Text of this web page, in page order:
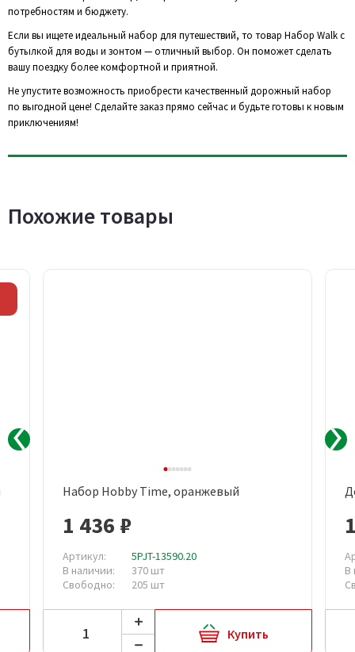
потребностям и бюджету.
Если вы ищете идеальный набор для путешествий, то товар Набор Walk с
бутылкой для воды и зонтом — отличный выбор. Он поможет сделать
вашу поездку более комфортной и приятной.
Не упустите возможность приобрести качественный дорожный набор
по выгодной цене! Сделайте заказ прямо сейчас и будьте готовы к новым
приключениям!
Похожие товары
Набор Hobby Time, оранжевый
1 436 ₽
Артикул:
5PJT-13590.20
В наличии:
370 шт
Свободно:
205 шт
Купить
В